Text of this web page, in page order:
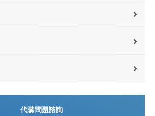
代購問題諮詢